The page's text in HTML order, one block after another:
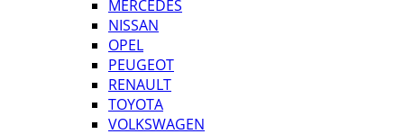
MERCEDES
NISSAN
OPEL
PEUGEOT
RENAULT
TOYOTA
VOLKSWAGEN